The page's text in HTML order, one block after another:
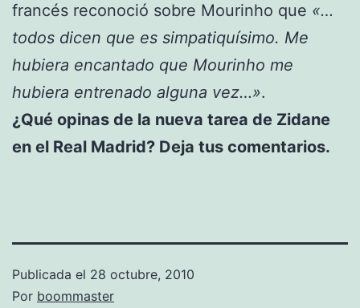
francés reconoció sobre Mourinho que «…
todos dicen que es simpatiquísimo. Me
hubiera encantado que Mourinho me
hubiera entrenado alguna vez…».
¿Qué opinas de la nueva tarea de Zidane
en el Real Madrid? Deja tus comentarios.
Publicada el 28 octubre, 2010
Por boommaster